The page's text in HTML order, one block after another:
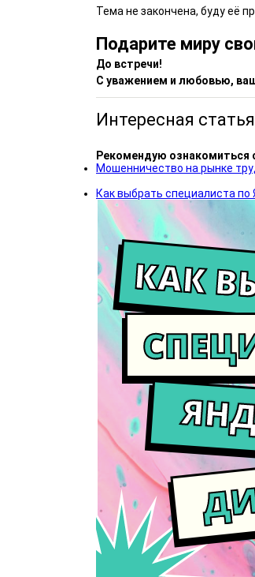
Тема не закончена, буду её
Подарите миру
До встречи!
С уважением и любовью,
Интересная
Рекомендую ознакомиться
Мошенничество на рынке
Как выбрать специалиста по